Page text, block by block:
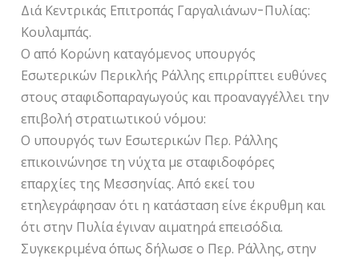
Διά Κεντρικάς Επιτροπάς Γαργαλιάνων-Πυλίας:
Κουλαμπάς.
Ο από Κορώνη καταγόμενος υπουργός
Εσωτερικών Περικλής Ράλλης επιρρίπτει ευθύνες
στους σταφιδοπαραγωγούς και προαναγγέλλει την
επιβολή στρατιωτικού νόμου:
Ο υπουργός των Εσωτερικών Περ. Ράλλης
επικοινώνησε τη νύχτα με σταφιδοφόρες
επαρχίες της Μεσσηνίας. Από εκεί του
ετηλεγράφησαν ότι η κατάσταση είνε έκρυθμη και
ότι στην Πυλία έγιναν αιματηρά επεισόδια.
Συγκεκριμένα όπως δήλωσε ο Περ. Ράλλης, στην